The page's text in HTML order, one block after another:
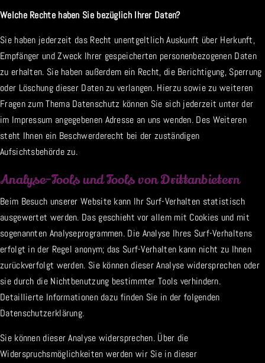
Welche Rechte haben Sie bezüglich Ihrer Daten?
Sie haben jederzeit das Recht unentgeltlich Auskunft über Herkunft,
Empfänger und Zweck Ihrer gespeicherten personenbezogenen Daten
zu erhalten. Sie haben außerdem ein Recht, die Berichtigung, Sperrung
oder Löschung dieser Daten zu verlangen. Hierzu sowie zu weiteren
Fragen zum Thema Datenschutz können Sie sich jederzeit unter der
im Impressum angegebenen Adresse an uns wenden. Des Weiteren
steht Ihnen ein Beschwerderecht bei der zuständigen
Aufsichtsbehörde zu.
Analyse-Tools und Tools von Drittanbietern
Beim Besuch unserer Website kann Ihr Surf-Verhalten statistisch
ausgewertet werden. Das geschieht vor allem mit Cookies und mit
sogenannten Analyseprogrammen. Die Analyse Ihres Surf-Verhaltens
erfolgt in der Regel anonym; das Surf-Verhalten kann nicht zu Ihnen
zurückverfolgt werden. Sie können dieser Analyse widersprechen oder
sie durch die Nichtbenutzung bestimmter Tools verhindern.
Detaillierte Informationen dazu finden Sie in der folgenden
Datenschutzerklärung.
Sie können dieser Analyse widersprechen. Über die
Widerspruchsmöglichkeiten werden wir Sie in dieser